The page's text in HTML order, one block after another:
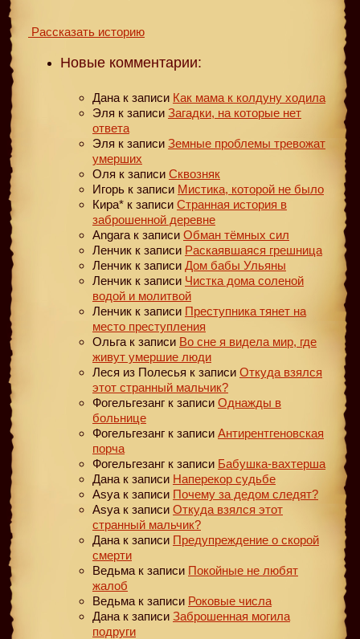
Рассказать историю
Новые комментарии:
Дана к записи Как мама к колдуну ходила
Эля к записи Загадки, на которые нет
ответа
Эля к записи Земные проблемы тревожат
умерших
Оля к записи Сквозняк
Игорь к записи Мистика, которой не было
Кира* к записи Странная история в
заброшенной деревне
Angara к записи Обман тёмных сил
Ленчик к записи Раскаявшаяся грешница
Ленчик к записи Дом бабы Ульяны
Ленчик к записи Чистка дома соленой
водой и молитвой
Ленчик к записи Преступника тянет на
место преступления
Ольга к записи Во сне я видела мир, где
живут умершие люди
Леся из Полесья к записи Откуда взялся
этот странный мальчик?
Фогельгезанг к записи Однажды в
больнице
Фогельгезанг к записи Антирентгеновская
порча
Фогельгезанг к записи Бабушка-вахтерша
Дана к записи Наперекор судьбе
Asya к записи Почему за дедом следят?
Asya к записи Откуда взялся этот
странный мальчик?
Дана к записи Предупреждение о скорой
смерти
Ведьма к записи Покойные не любят
жалоб
Ведьма к записи Роковые числа
Дана к записи Заброшенная могила
подруги